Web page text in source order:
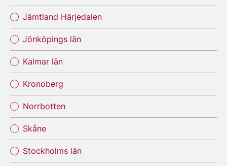
Jämtland Härjedalen
Jönköpings län
Kalmar län
Kronoberg
Norrbotten
Skåne
Stockholms län